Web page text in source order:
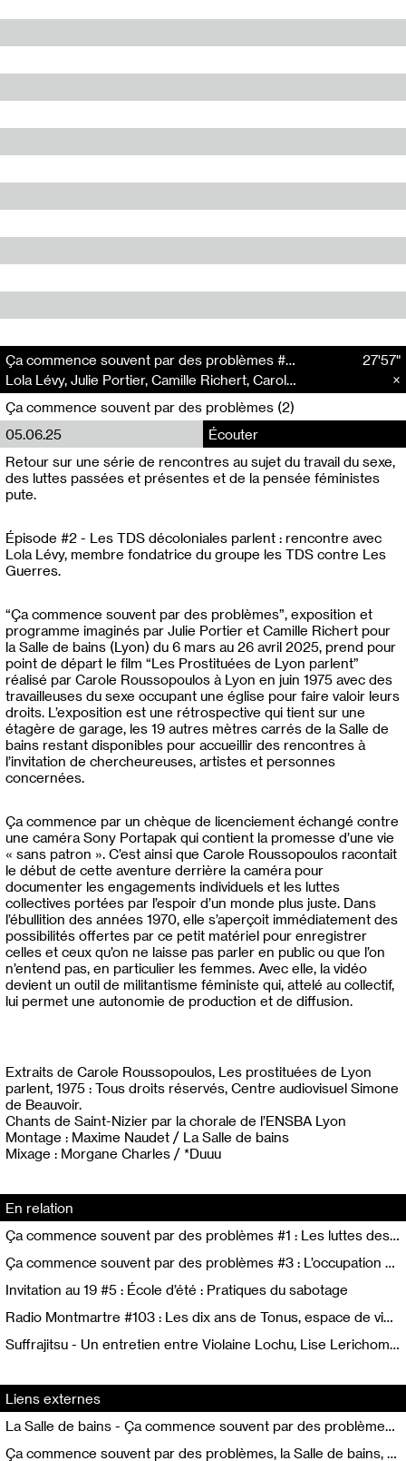
Ça commence souvent par des problèmes #2 : Les TDS décoloniales parlent
Lola Lévy, Julie Portier, Camille Richert, Carole Roussopoulos
27'57"
Ça commence souvent par des problèmes (2)
05.06.25
Écouter
Retour sur une série de rencontres au sujet du travail du sexe,
des luttes passées et présentes et de la pensée féministes
pute.
Épisode #2 - Les TDS décoloniales parlent : rencontre avec
Lola Lévy, membre fondatrice du groupe les TDS contre Les
Guerres.
“Ça commence souvent par des problèmes”, exposition et
programme imaginés par Julie Portier et Camille Richert pour
la Salle de bains (Lyon) du 6 mars au 26 avril 2025, prend pour
point de départ le film “Les Prostituées de Lyon parlent”
réalisé par Carole Roussopoulos à Lyon en juin 1975 avec des
travailleuses du sexe occupant une église pour faire valoir leurs
droits. L’exposition est une rétrospective qui tient sur une
étagère de garage, les 19 autres mètres carrés de la Salle de
bains restant disponibles pour accueillir des rencontres à
l’invitation de chercheureuses, artistes et personnes
concernées.
Ça commence par un chèque de licenciement échangé contre
une caméra Sony Portapak qui contient la promesse d’une vie
« sans patron ». C’est ainsi que Carole Roussopoulos racontait
le début de cette aventure derrière la caméra pour
documenter les engagements individuels et les luttes
collectives portées par l’espoir d’un monde plus juste. Dans
l’ébullition des années 1970, elle s’aperçoit immédiatement des
possibilités offertes par ce petit matériel pour enregistrer
celles et ceux qu’on ne laisse pas parler en public ou que l’on
n’entend pas, en particulier les femmes. Avec elle, la vidéo
devient un outil de militantisme féministe qui, attelé au collectif,
lui permet une autonomie de production et de diffusion.
Extraits de Carole Roussopoulos, Les prostituées de Lyon
parlent, 1975 : Tous droits réservés, Centre audiovisuel Simone
de Beauvoir.
Chants de Saint-Nizier par la chorale de l’ENSBA Lyon
Montage : Maxime Naudet / La Salle de bains
Mixage : Morgane Charles / *Duuu
En relation
Ça commence souvent par des problèmes #1 : Les luttes des TDS dans les années 1970
Ça commence souvent par des problèmes #3 : L’occupation de Saint-Nizier, récits à plusieurs voix
Invitation au 19 #5 : École d’été : Pratiques du sabotage
Radio Montmartre #103 : Les dix ans de Tonus, espace de vie et d'exposition
Suffrajitsu - Un entretien entre Violaine Lochu, Lise Lerichomme et les étudiant.es du Master Médiation, Exposition, Critique
Liens externes
La Salle de bains - Ça commence souvent par des problèmes / Carole Roussopoulos
Ça commence souvent par des problèmes, la Salle de bains, 2025. Affiche (Design Current Matters)